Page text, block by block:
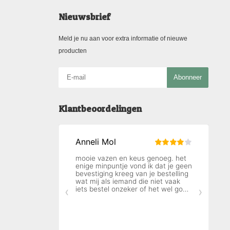
Nieuwsbrief
Meld je nu aan voor extra informatie of nieuwe
producten
Abonneer
Klantbeoordelingen